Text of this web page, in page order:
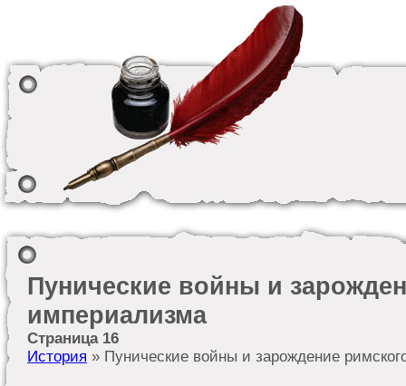
Пунические войны и
империализма
Страница 16
История » Пунические войны и зарождение